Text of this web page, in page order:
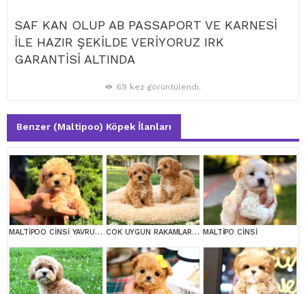
SAF KAN OLUP AB PASSAPORT VE KARNESİ
İLE HAZIR ŞEKİLDE VERİYORUZ IRK
GARANTİSİ ALTINDA
69 kez görüntülendi.
Benzer (Maltipoo) Köpek İlanları
MALTİPOO CİNSİ YAVRULAR EV ÜRETİMİ COK UYGUN RAKAMLARA GERÇEK MALTİPOO YAVRULAR MALTİPO CİNSİ